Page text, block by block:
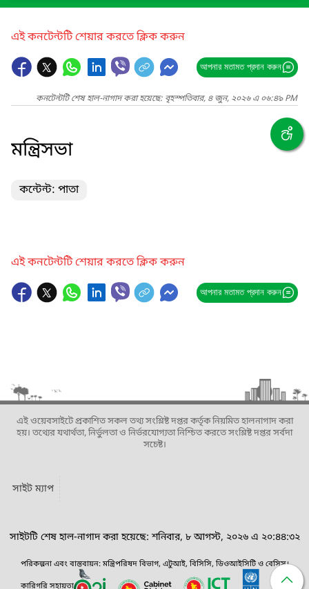
এই কনটেন্টটি শেয়ার করতে ক্লিক করুন
আপনার মতামত প্রদান করুন
কনটেন্টটি শেষ হাল-নাগাদ করা হয়েছে: বৃহস্পতিবার, ৪ জুন, ২০২৬ এ ০৬:৪৯ PM
মন্ত্রিসভা
কন্টেন্ট: পাতা
এই কনটেন্টটি শেয়ার করতে ক্লিক করুন
আপনার মতামত প্রদান করুন
এই ওয়েবসাইটে প্রকাশিত সকল তথ্য সংশ্লিষ্ট দপ্তর কর্তৃক নিয়মিত হালনাগাদ করা
হয়। তথ্যের যথার্থতা, নির্ভুলতা ও নির্ভরযোগ্যতা নিশ্চিত করতে সংশ্লিষ্ট দপ্তর সর্বদা
সচেষ্ট।
সাইট ম্যাপ
সাইটটি শেষ হাল-নাগাদ করা হয়েছে: শনিবার, ৮ আগস্ট, ২০২৬ এ ২০:৪৪:৩২
পরিকল্পনা এবং বাস্তবায়ন: মন্ত্রিপরিষদ বিভাগ, এটুআই, বিসিসি, ডিওআইসিটি ও বেসিস।
কারিগরি সহায়তা